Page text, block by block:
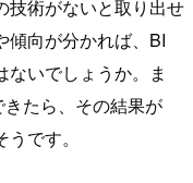
技術がないと取り出せ
傾向が分かれば、BI
いでしょうか。ま
たら、その結果が
です。